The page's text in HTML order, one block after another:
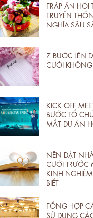
TRÁP ĂN HỎI
TRUYỀN
NGHĨA SÂU
7 BƯỚC LÊN
CƯỚI KHÔNG
KICK OFF
BƯỚC TỔ
MẮT DỰ ÁN
NÊN ĐẶT
CƯỚI TRƯỚC
KINH
BIẾT
TỔNG HỢP
SỬ DỤNG